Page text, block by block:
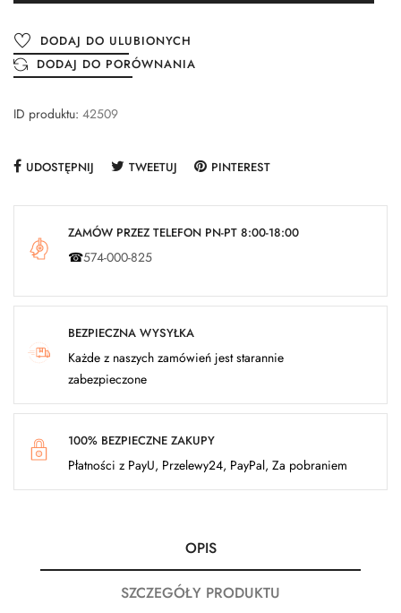
DODAJ DO ULUBIONYCH
DODAJ DO PORÓWNANIA
ID produktu: 42509
UDOSTĘPNIJ TWEETUJ PINTEREST
ZAMÓW PRZEZ TELEFON PN-PT 8:00-18:00
☎574-000-825
BEZPIECZNA WYSYŁKA
Każde z naszych zamówień jest starannie
zabezpieczone
100% BEZPIECZNE ZAKUPY
Płatności z PayU, Przelewy24, PayPal, Za pobraniem
OPIS
SZCZEGÓŁY PRODUKTU